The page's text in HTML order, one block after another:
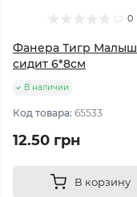
0
Фанера Тигр Малыш
сидит 6*8см
В наличии
Код товара: 65533
12.50 грн
В корзину